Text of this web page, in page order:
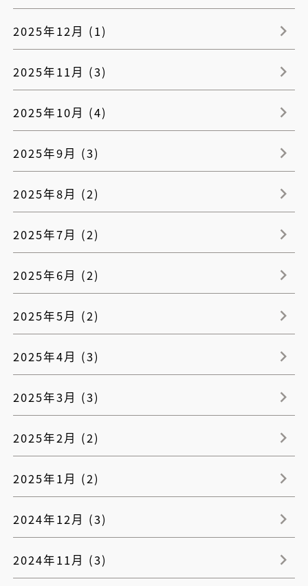
2025年12月 (1)
2025年11月 (3)
2025年10月 (4)
2025年9月 (3)
2025年8月 (2)
2025年7月 (2)
2025年6月 (2)
2025年5月 (2)
2025年4月 (3)
2025年3月 (3)
2025年2月 (2)
2025年1月 (2)
2024年12月 (3)
2024年11月 (3)